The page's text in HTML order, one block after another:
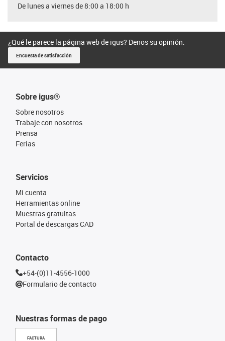
De lunes a viernes de 8:00 a 18:00 h
¿Qué le parece la página web de igus? Denos su opinión.
Encuesta de satisfacción
Sobre igus®
Sobre nosotros
Trabaje con nosotros
Prensa
Ferias
Nuestras formas de pago
FACTURA
Servicios
Mi cuenta
Herramientas online
Muestras gratuitas
Portal de descargas CAD
Contacto
+54-(0)11-4556-1000
Formulario de contacto